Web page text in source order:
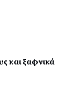
και ξαφνικά